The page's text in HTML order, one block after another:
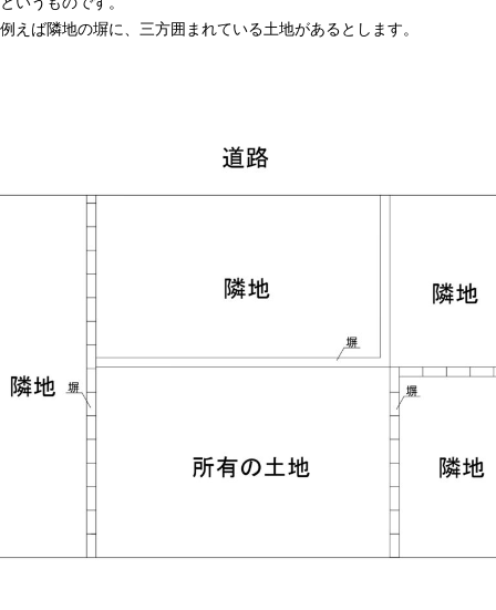
例えば隣地の塀に、三方囲まれている土地があるとします。